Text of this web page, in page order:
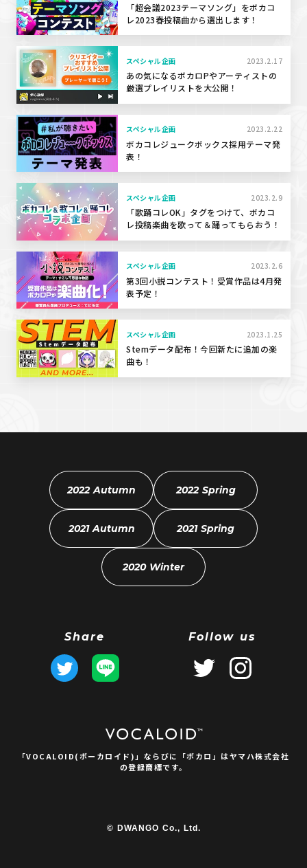
「超会議2023テーマソング」をボカコ
レ2023春投稿曲から選出します！
スペシャル企画 2023.2.17
あの気になるボカロPやアーティストの
厳選プレイリストを大公開！
スペシャル企画 2023.2.22
ボカコレジュークボックス採用テーマ発
表！
スペシャル企画 2023.2.9
「歌踊コレOK」タグをつけて、ボカコ
レ投稿楽曲を歌って＆踊ってもらおう！
スペシャル企画 2023.2.6
第3回小説コンテスト！受賞作品は4月発
表予定！
スペシャル企画 2023.1.25
Stemデータ配布！今回新たに追加の楽
曲も！
2022 Autumn 2022 Spring
2021 Autumn 2021 Spring
2020 Winter
Share Follow us
「VOCALOID(ボーカロイド)」ならびに
「ボカロ」はヤマハ株式会社
の登録商標です。
© DWANGO Co., Ltd.